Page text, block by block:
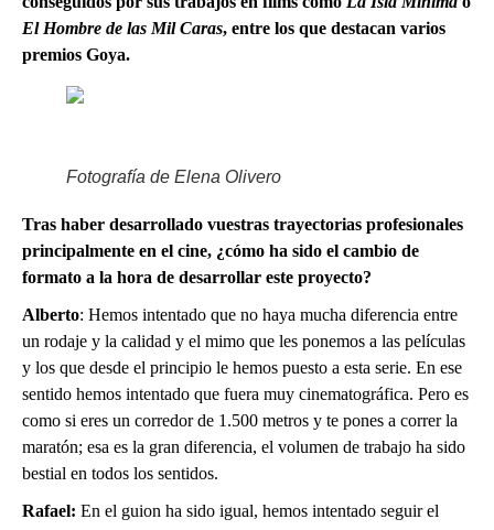
El Hombre de las Mil Caras, entre los que destacan varios
premios Goya.
Fotografía de Elena Olivero
Tras haber desarrollado vuestras trayectorias profesionales
principalmente en el cine, ¿cómo ha sido el cambio de
formato a la hora de desarrollar este proyecto?
Alberto: Hemos intentado que no haya mucha diferencia entre
un rodaje y la calidad y el mimo que les ponemos a las películas
y los que desde el principio le hemos puesto a esta serie. En ese
sentido hemos intentado que fuera muy cinematográfica. Pero es
como si eres un corredor de 1.500 metros y te pones a correr la
maratón; esa es la gran diferencia, el volumen de trabajo ha sido
bestial en todos los sentidos.
Rafael: En el guion ha sido igual, hemos intentado seguir el